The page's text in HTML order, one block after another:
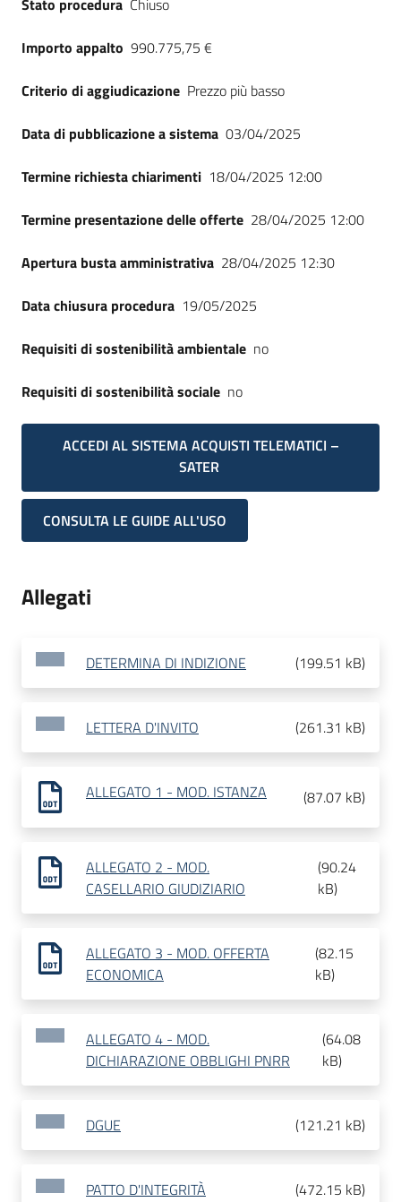
Seguici
Stato procedura Chiuso
Importo appalto 990.775,75 €
Criterio di aggiudicazione Prezzo più basso
Data di pubblicazione a sistema 03/04/2025
Termine richiesta chiarimenti 18/04/2025 12:00
Termine presentazione delle offerte 28/04/2025 12:00
Apertura busta amministrativa 28/04/2025 12:30
Data chiusura procedura 19/05/2025
Requisiti di sostenibilità ambientale no
Requisiti di sostenibilità sociale no
ACCEDI AL SISTEMA ACQUISTI TELEMATICI –
SATER
CONSULTA LE GUIDE ALL'USO
Allegati
DETERMINA DI INDIZIONE (199.51 kB)
LETTERA D'INVITO (261.31 kB)
ALLEGATO 1 - MOD. ISTANZA (87.07 kB)
ALLEGATO 2 - MOD.
CASELLARIO GIUDIZIARIO
(90.24
kB)
ALLEGATO 3 - MOD. OFFERTA
ECONOMICA
(82.15
kB)
ALLEGATO 4 - MOD.
DICHIARAZIONE OBBLIGHI PNRR
(64.08
kB)
DGUE (121.21 kB)
PATTO D'INTEGRITÀ (472.15 kB)